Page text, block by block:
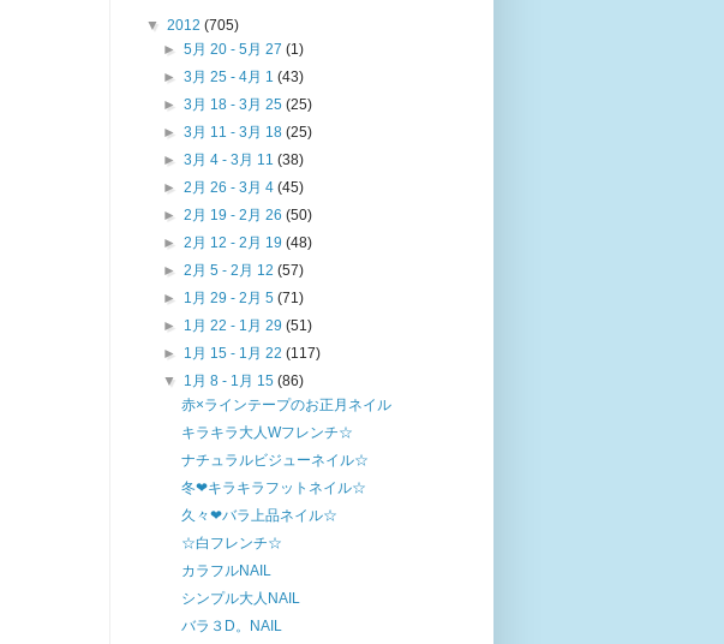
▼ 2012 (705)
►5月 20 - 5月 27(1)
►3月 25 - 4月 1(43)
►3月 18 - 3月 25(25)
►3月 11 - 3月 18(25)
►3月 4 - 3月 11(38)
►2月 26 - 3月 4(45)
►2月 19 - 2月 26(50)
►2月 12 - 2月 19(48)
►2月 5 - 2月 12(57)
► 1月 29 - 2月 5(71)
► 1月 22 - 1月 29(51)
► 1月 15 - 1月 22(117)
▼ 1月 8 - 1月 15(86)
赤×ラインテープのお正月ネイル
キラキラ大人Wフレンチ☆
ナチュラルビジューネイル☆
冬❤キラキラフットネイル☆
久々❤バラ上品ネイル☆
☆白フレンチ☆
カラフルNAIL
シンプル大人NAIL
バラ３D。NAIL